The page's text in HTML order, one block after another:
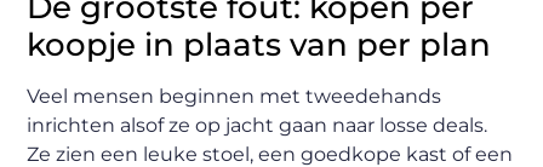
koopje in plaats van per plan
Veel mensen beginnen met tweedehands
inrichten alsof ze op jacht gaan naar losse deals.
Ze zien een leuke stoel, een goedkope kast of een